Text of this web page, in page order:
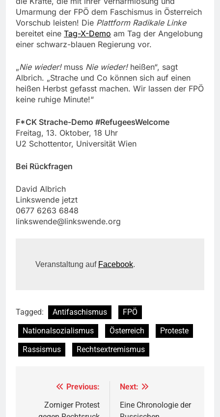
Umarmung der FPÖ dem Faschismus in Österreich
Vorschub leisten! Die Plattform Radikale Linke
bereitet eine Tag-X-Demo am Tag der Angelobung
einer schwarz-blauen Regierung vor.
„Nie wieder!muss Nie wieder!heißen“, sagt
Albrich. „Strache und Co können sich auf einen
heißen Herbst gefasst machen. Wir lassen der FPÖ
keine ruhige Minute!“
F*CK Strache-Demo #RefugeesWelcome
Freitag, 13. Oktober, 18 Uhr
U2 Schottentor, Universität Wien
Bei Rückfragen
David Albrich
Linkswende jetzt
0677 6263 6848
linkswende@linkswende.org
Veranstaltung auf Facebook.
Tagged: Antifaschismus
FPÖ
Nationalsozialismus
Österreich
Proteste
Rassismus
Rechtsextremismus
Beitragsnavigation
Previous:
Zorniger Protest
Next:
Eine Chronologie der